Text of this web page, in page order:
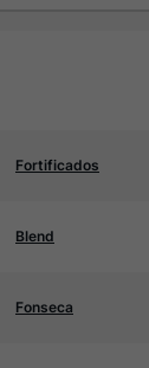
Fortificados
Blend
Fonseca